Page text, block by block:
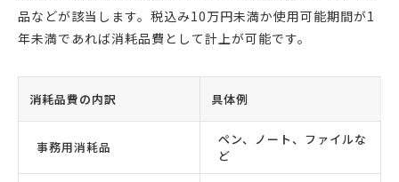
品などが該当します。税込み10万円未満か使用可能期間が1
年未満であれば消耗品費として計上が可能です。
消耗品費の内訳 具体例
事務用消耗品
ペン、ノート、ファイルな
ど